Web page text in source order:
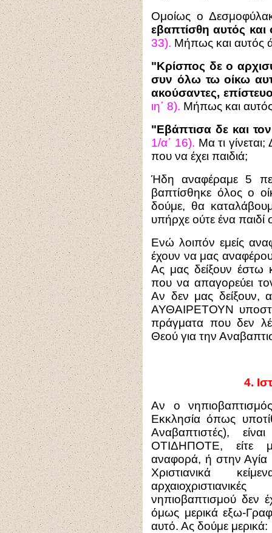
Ομοίως ο
εβαπτίσθη αυτός
33). Μήπως και αυτός
"Κρίσπος δε ο
συν όλω τω οίκω
ακούσαντες,
ιη΄ 8). Μήπως και αυτός
"Εβάπτισα δε και
1/α΄ 16). Μα τι
που να έχει παιδιά;
Ήδη αναφέραμε 5
βαπτίσθηκε όλος ο
δούμε, θα
υπήρχε ούτε ένα παιδί
Ενώ λοιπόν εμείς
έχουν να μας
Ας μας δείξουν έστω
που να απαγορεύει
Αν δεν μας δείξουν,
ΑΥΘΑΙΡΕΤΟΥΝ
πράγματα που δεν
Θεού για την
4.
Αν ο
Εκκλησία όπως
Αναβαπτιστές),
ΟΤΙΔΗΠΟΤΕ, είτε
αναφορά, ή στην
Χριστιανικά
νηπιοβαπτισμού δεν
όμως μερικά εξω-
αυτό. Ας δούμε μερικά: